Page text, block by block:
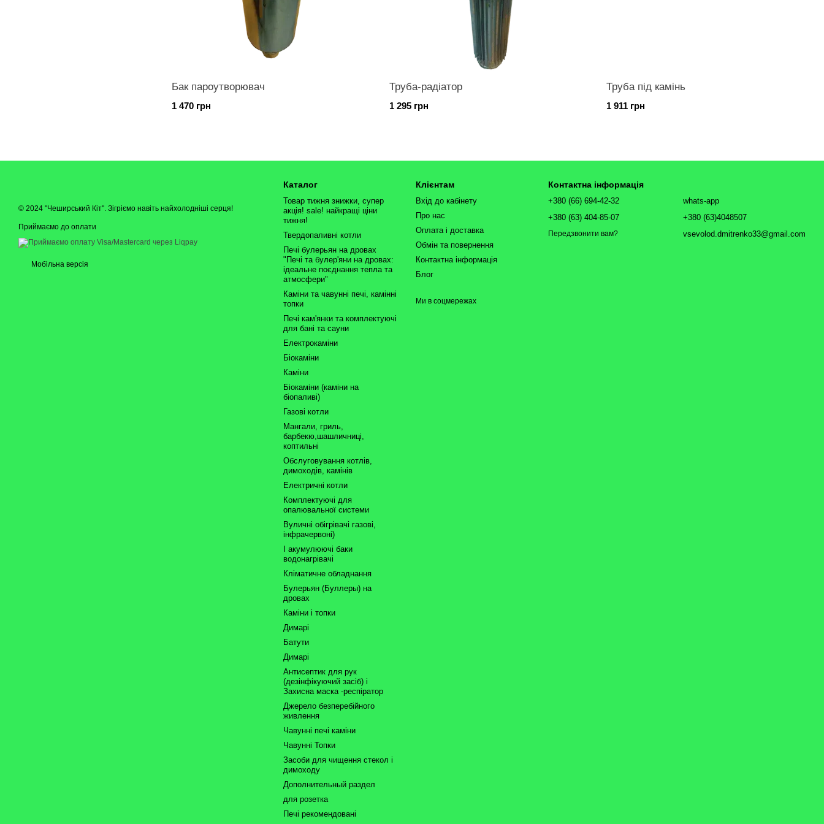
Бак пароутворювач
1 470 грн
Труба-радіатор
1 295 грн
Труба під камінь
1 911 грн
© 2024 "Чеширський Кіт". Зігріємо навіть найхолодніші серця!
Приймаємо до оплати
Мобільна версія
Каталог
Товар тижня знижки, супер
акція! sale! найкращі ціни
тижня!
Твердопаливні котли
Печі булерьян на дровах
"Печі та булер'яни на дровах:
ідеальне поєднання тепла та
атмосфери"
Каміни та чавунні печі, камінні
топки
Печі кам'янки та комплектуючі
для бані та сауни
Електрокаміни
Біокаміни
Каміни
Біокаміни (каміни на
біопаливі)
Газові котли
Мангали, гриль,
барбекю,шашличниці,
коптильні
Обслуговування котлів,
димоходів, камінів
Електричні котли
Комплектуючі для
опалювальної системи
Вуличні обігрівачі газові,
інфрачервоні)
І акумулюючі баки
водонагрівачі
Кліматичне обладнання
Булерьян (Буллеры) на
дровах
Каміни і топки
Димарі
Батути
Димарі
Антисептик для рук
(дезінфікуючий засіб) і
Захисна маска -респіратор
Джерело безперебійного
живлення
Чавунні печі каміни
Чавунні Топки
Засоби для чищення стекол і
димоходу
Дополнительный раздел
для розетка
Печі рекомендовані
Клієнтам
Вхід до кабінету
Про нас
Оплата і доставка
Обмін та повернення
Контактна інформація
Блог
Ми в соцмережах
Контактна інформація
+380 (66) 694-42-32
+380 (63) 404-85-07
Передзвонити вам?
whats-app
+380 (63)4048507
vsevolod.dmitrenko33@gmail.com